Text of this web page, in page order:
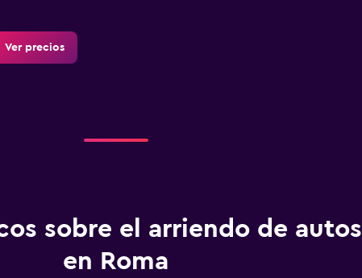
Ver precios
sobre el arriendo de autos
en Roma